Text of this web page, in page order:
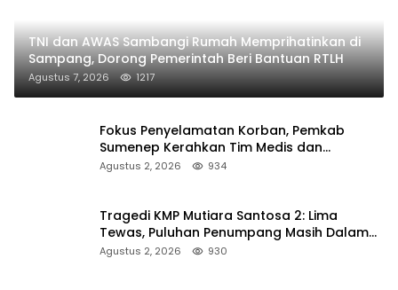
TNI dan AWAS Sambangi Rumah Memprihatinkan di
Sampang, Dorong Pemerintah Beri Bantuan RTLH
Agustus 7, 2026 1217
Fokus Penyelamatan Korban, Pemkab
Sumenep Kerahkan Tim Medis dan
Ambulans ke Pelabuhan Kalianget
Agustus 2, 2026 934
Tragedi KMP Mutiara Santosa 2: Lima
Tewas, Puluhan Penumpang Masih Dalam
Pencarian
Agustus 2, 2026 930